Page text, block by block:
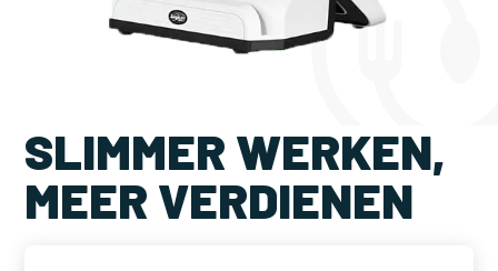
SLIMMER WERKEN,
MEER VERDIENEN